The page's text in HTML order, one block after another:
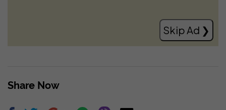
Skip Ad ❯
Share Now